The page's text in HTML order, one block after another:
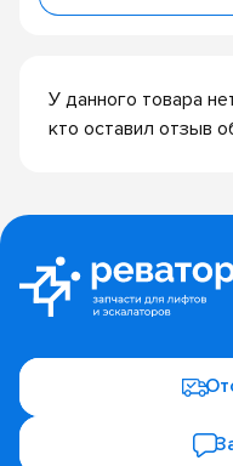
У данного товара
кто оставил отзыв